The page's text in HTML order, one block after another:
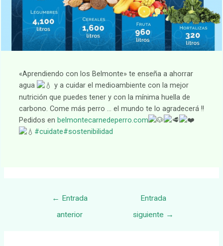
«Aprendiendo con los Belmonte» te enseña a ahorrar
agua
y a cuidar el medioambiente con la mejor
nutrición que puedes tener y con la mínima huella de
carbono. Come más perro … el mundo te lo agradecerá !!
Pedidos en belmontecarnedeperro.com
#cuidate#sostenibilidad
Navegación
← Entrada
anterior
Entrada
siguiente →